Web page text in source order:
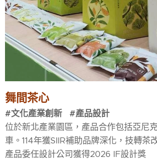
舞間茶心
#文化產業創新 #產品設計
位於新北產業園區，產品合作包括亞尼
車。114年獲SIIR補助品牌深化，技轉茶
產品委任設計公司獲得2026 IF設計獎